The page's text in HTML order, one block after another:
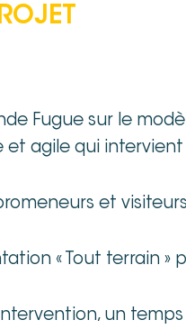
Fugue sur le
agile qui intervient
et
« Tout terrain
un